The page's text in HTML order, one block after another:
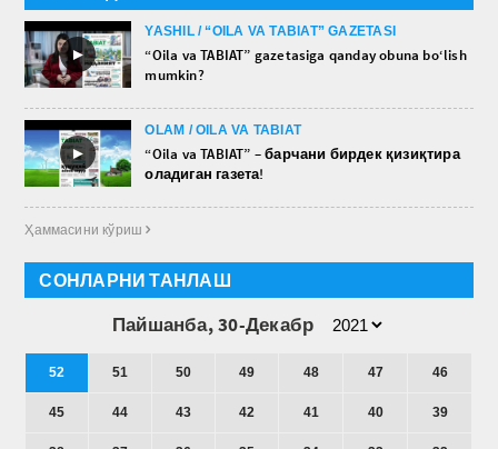
►
YASHIL / “OILA VA TABIAT” GAZETASI
“Oila va TABIAT” gazetasiga qanday obuna bo‘lish
mumkin?
►
OLAM / OILA VA TABIAT
“Oila va TABIAT” – барчани бирдек қизиқтира
оладиган газета!
Ҳаммасини кўриш 
СОНЛАРНИ ТАНЛАШ
Пайшанба, 30-Декабр
52 51 50 49 48 47 46
45 44 43 42 41 40 39